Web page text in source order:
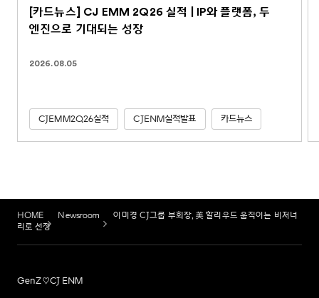
[카드뉴스] CJ EMM 2Q26 실적 | IP와 플랫폼, 두
엔진으로 기대되는 성장
2026.08.05
CJEMM2Q26실적 CJENM실적발표 카드뉴스
HOME Newsroom
이미경 CJ그룹 부회장, 美 할리우드 움직이는 비저너
리로 선정
GenZ♡CJ ENM